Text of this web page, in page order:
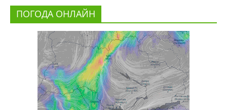
ПОГОДА ОНЛАЙН